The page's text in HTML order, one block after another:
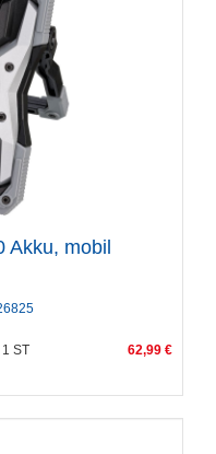
Akku, mobil
1 ST 62,99 €